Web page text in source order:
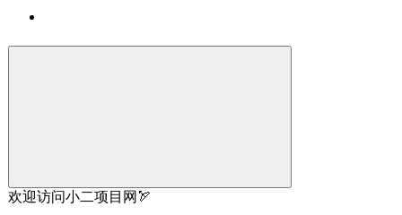
欢迎访问小二项目网🏹